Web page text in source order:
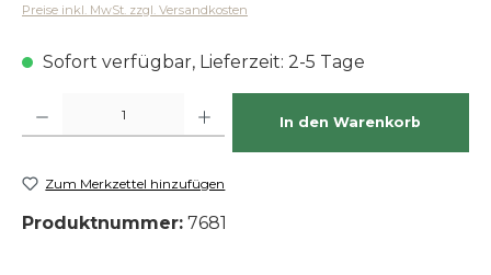
Preise inkl. MwSt. zzgl. Versandkosten
Sofort verfügbar, Lieferzeit: 2-5 Tage
In den Warenkorb
Zum Merkzettel hinzufügen
Produktnummer: ​ 7681